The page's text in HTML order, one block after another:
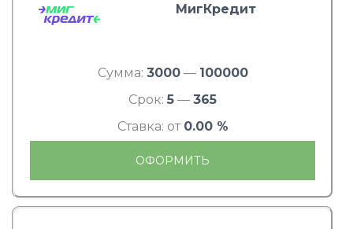
МигКредит
Сумма: 3000— 100000
Срок: 5 — 365
Ставка: от 0.00 %
ОФОРМИТЬ